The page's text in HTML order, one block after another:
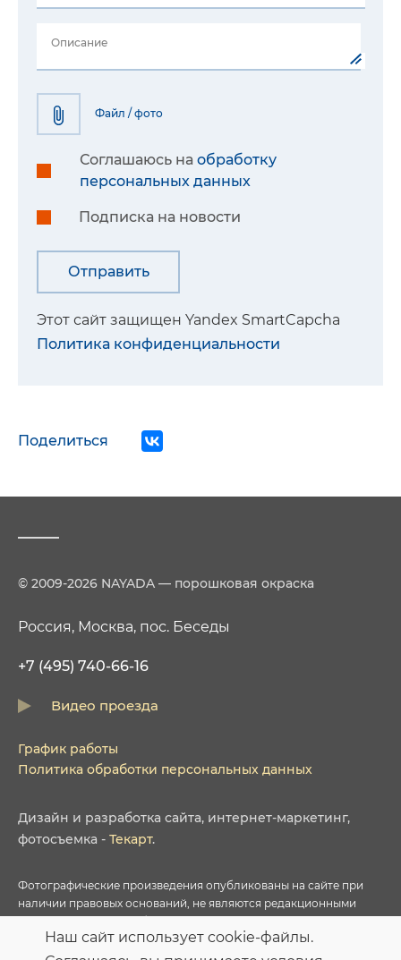
Описание
Файл / фото
Соглашаюсь на обработку
персональных данных
Подписка на новости
Этот сайт защищен Yandex SmartCapcha
Политика конфиденциальности
Поделиться
© 2009-2026 NAYADA — порошковая окраска
Россия, Москва, пос. Беседы
+7 (495) 740-66-16
Видео проезда
График работы
Политика обработки персональных данных
Дизайн и разработка сайта, интернет-маркетинг,
фотосъемка - Текарт.
Фотографические произведения опубликованы на сайте при
наличии правовых оснований, не являются редакционными
условиями приобретенных Лицензий соответствующих
фотобанков.
Наш сайт использует cookie-файлы.